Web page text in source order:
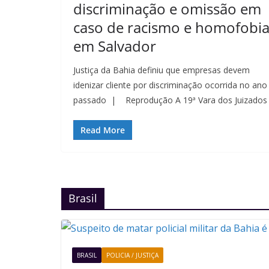
discriminação e omissão em
caso de racismo e homofobia
em Salvador
Justiça da Bahia definiu que empresas devem
idenizar cliente por discriminação ocorrida no ano
passado | Reprodução A 19ª Vara dos Juizados
Read More
Brasil
BRASIL POLICIA / JUSTIÇA